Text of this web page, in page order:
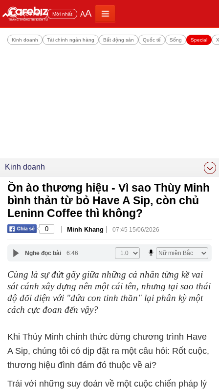
Đọc nhiều Mới nhất AA
Kinh doanh Tài chính ngân hàng Bất động sản Quốc tế Sống Special
Kinh doanh
Ồn ào thương hiệu - Vì sao Thùy Minh
bình thản từ bỏ Have A Sip, còn chủ
Leninn Coffee thì không?
0 | Minh Khang | 07:45 15/06/2026
Nghe đọc bài 6:46
Cùng là sự đứt gãy giữa những cá nhân từng kề vai
sát cánh xây dựng nên một cái tên, nhưng tại sao thái
độ đối diện với "đứa con tinh thần" lại phân kỳ một
cách cực đoan đến vậy?
Khi Thùy Minh chính thức dừng chương trình Have
A Sip, chúng tôi có dịp đặt ra một câu hỏi: Rốt cuộc,
thương hiệu đình đám đó thuộc về ai?
Trái với những suy đoán về một cuộc chiến pháp lý